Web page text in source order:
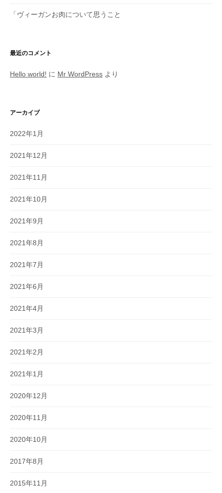
「ヴィーガンお肉について思うこと
最近のコメント
Hello world! に Mr WordPress より
アーカイブ
2022年1月
2021年12月
2021年11月
2021年10月
2021年9月
2021年8月
2021年7月
2021年6月
2021年4月
2021年3月
2021年2月
2021年1月
2020年12月
2020年11月
2020年10月
2017年8月
2015年11月